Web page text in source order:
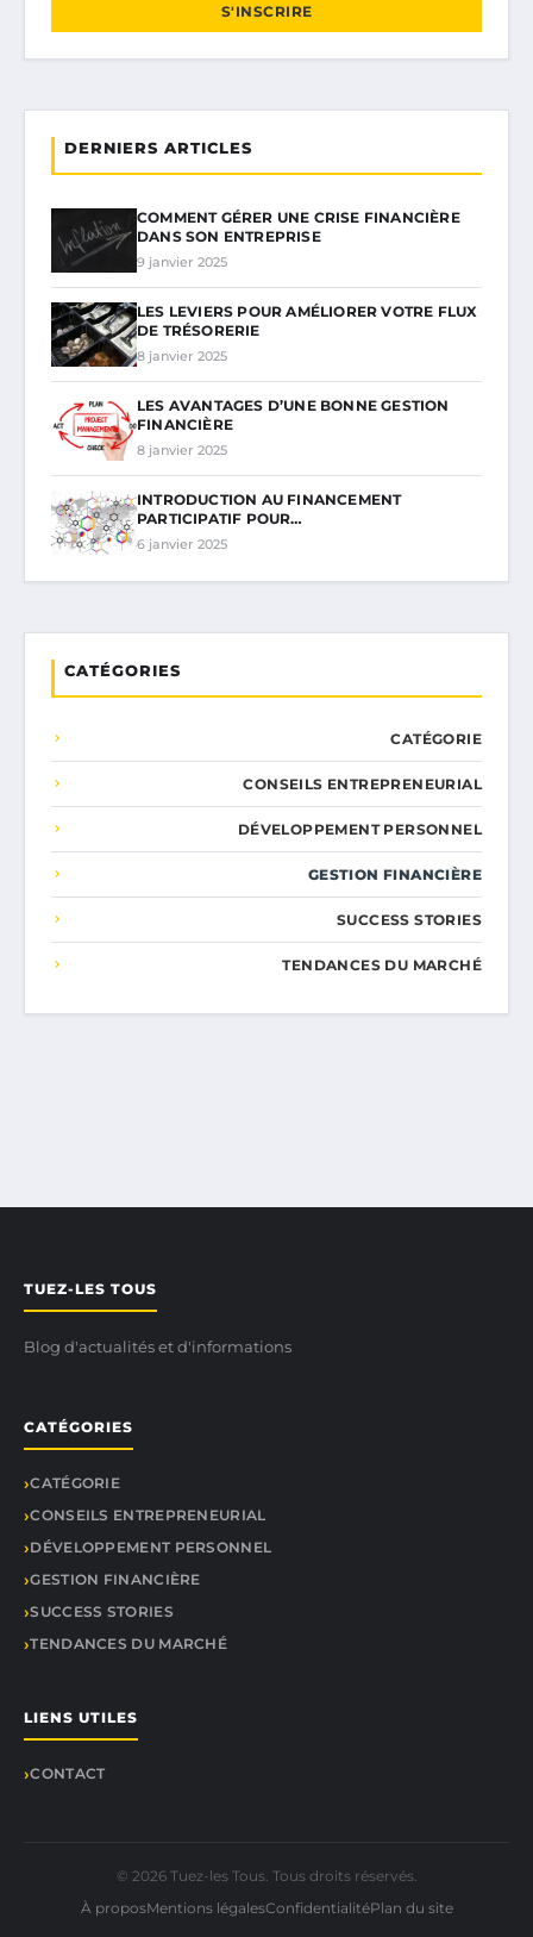
S'INSCRIRE
DERNIERS ARTICLES
COMMENT GÉRER UNE CRISE FINANCIÈRE
DANS SON ENTREPRISE
9 janvier 2025
LES LEVIERS POUR AMÉLIORER VOTRE FLUX
DE TRÉSORERIE
8 janvier 2025
LES AVANTAGES D’UNE BONNE GESTION
FINANCIÈRE
8 janvier 2025
INTRODUCTION AU FINANCEMENT
PARTICIPATIF POUR…
6 janvier 2025
CATÉGORIES
CATÉGORIE
CONSEILS ENTREPRENEURIAL
DÉVELOPPEMENT PERSONNEL
GESTION FINANCIÈRE
SUCCESS STORIES
TENDANCES DU MARCHÉ
TUEZ-LES TOUS
Blog d'actualités et d'informations
CATÉGORIES
CATÉGORIE
CONSEILS ENTREPRENEURIAL
DÉVELOPPEMENT PERSONNEL
GESTION FINANCIÈRE
SUCCESS STORIES
TENDANCES DU MARCHÉ
LIENS UTILES
CONTACT
© 2026 Tuez-les Tous. Tous droits réservés.
À proposMentions légalesConfidentialitéPlan du site